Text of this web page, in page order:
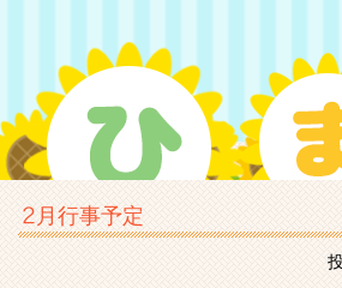
2月行事予定